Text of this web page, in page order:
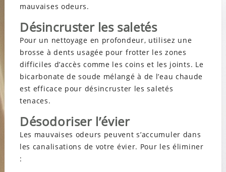
mauvaises odeurs.
Désincruster les saletés
Pour un nettoyage en profondeur, utilisez une
brosse à dents usagée pour frotter les zones
difficiles d’accès comme les coins et les joints. Le
bicarbonate de soude mélangé à de l’eau chaude
est efficace pour désincruster les saletés
tenaces.
Désodoriser l’évier
Les mauvaises odeurs peuvent s’accumuler dans
les canalisations de votre évier. Pour les éliminer
: